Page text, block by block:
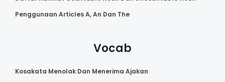
Penggunaan Articles A, An Dan The
Vocab
Kosakata Menolak Dan Menerima Ajakan